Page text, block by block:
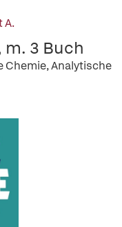
A.
3 Buch
Chemie, Analytische